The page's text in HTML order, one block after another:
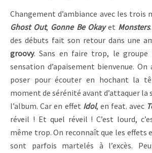
Changement d’ambiance avec les trois
Ghost Out, Gonne Be Okayet Monsters
des débuts fait son retour dans une
groovy. Sans en faire trop, le groupe
sensation d’apaisement bienvenue. On
poser pour écouter en hochant la
moment de sérénité avant d’attaquer la
l’album. Car en effet Idol, en feat. avec
réveil ! Et quel réveil ! C’est lourd,
même trop. On reconnaît que les effets
sont parfois martelés à l’excès.